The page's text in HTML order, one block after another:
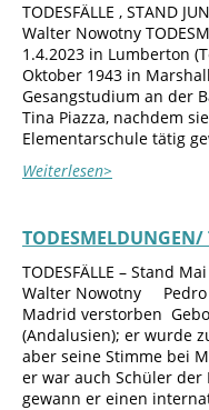
TODESFÄLLE , STAND
Walter Nowotny
1.4.2023 in Lumberton
Oktober 1943 in
Gesangstudium an der
Tina Piazza, nachdem
Elementarschule tätig
Weiterlesen>
TODESFÄLLE – Stand
Walter Nowotny Pedro
Madrid verstorben
(Andalusien); er wurde
aber seine Stimme bei
er war auch Schüler der
gewann er einen